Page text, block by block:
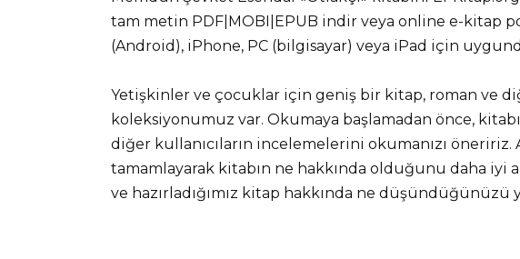
tam metin PDF|MOBI|EPUB indir veya online e-kitap
(Android), iPhone, PC (bilgisayar) veya iPad için
Yetişkinler ve çocuklar için geniş bir kitap, roman ve
koleksiyonumuz var. Okumaya başlamadan önce,
diğer kullanıcıların incelemelerini okumanızı öneririz.
tamamlayarak kitabın ne hakkında olduğunu daha iyi
ve hazırladığımız kitap hakkında ne düşündüğünüzü